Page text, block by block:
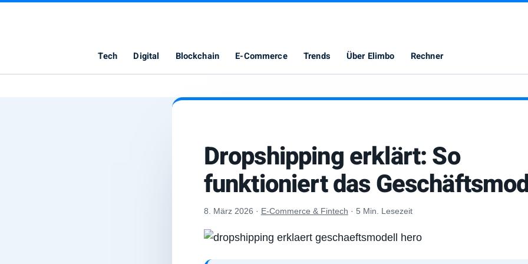
Tech Digital Blockchain E-Commerce Trends Über Elimbo Rechner
Dropshipping erklärt: So
funktioniert das
8. März 2026 · E-Commerce & Fintech · 5 Min. Lesezeit